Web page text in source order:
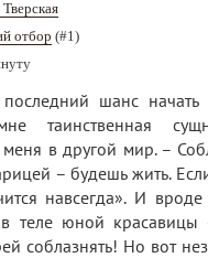
отбор (#1)
шанс начать
таинственная
меня в другой мир. –
– будешь жить.
навсегда». И
в теле юной
соблазнять! Но вот